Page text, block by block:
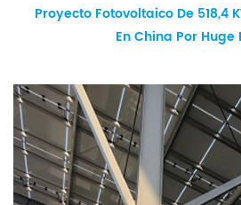
Proyecto Fotovoltaico De 518,4
En China Por Huge